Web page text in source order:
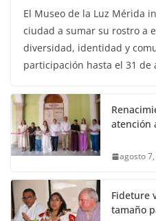
El Museo de la Luz Mérida
ciudad a sumar su rostro a
diversidad, identidad y
participación hasta el 31 de
atención
agosto
Fideture
tamaño